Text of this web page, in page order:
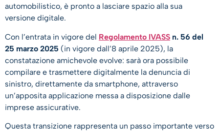
automobilistico, è pronto a lasciare spazio alla sua
versione digitale.
Con l’entrata in vigore del Regolamento IVASS n. 56 del
25 marzo 2025 (in vigore dall’8 aprile 2025), la
constatazione amichevole evolve: sarà ora possibile
compilare e trasmettere digitalmente la denuncia di
sinistro, direttamente da smartphone, attraverso
un’apposita applicazione messa a disposizione dalle
imprese assicurative.
Questa transizione rappresenta un passo importante verso